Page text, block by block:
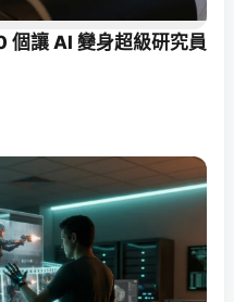
讓 AI 變身超級研究員